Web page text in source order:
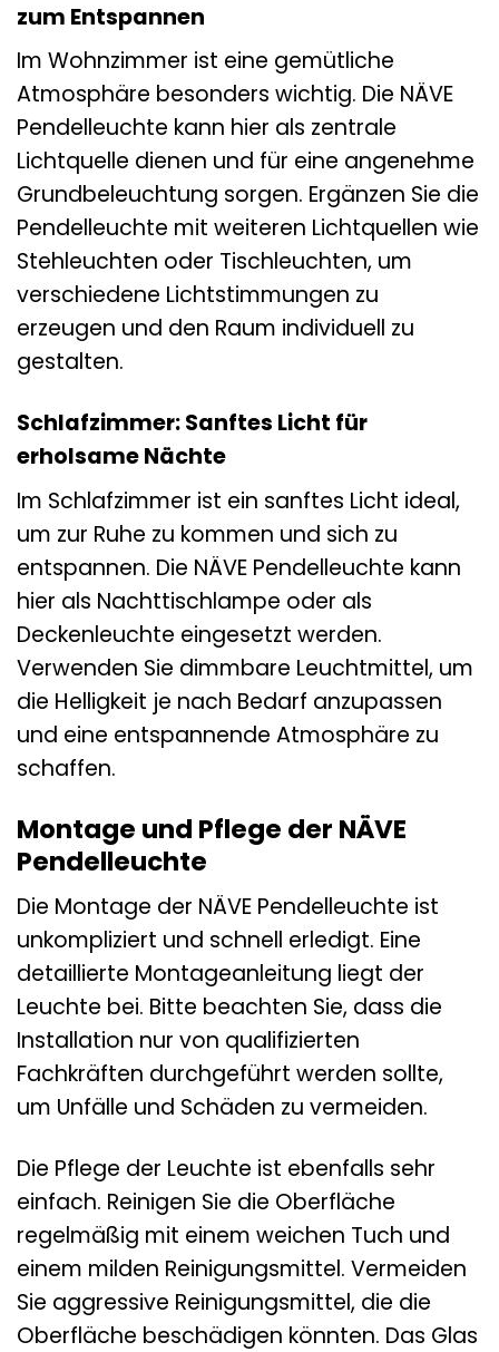
zum Entspannen
Im Wohnzimmer ist eine gemütliche
Atmosphäre besonders wichtig. Die NÄVE
Pendelleuchte kann hier als zentrale
Lichtquelle dienen und für eine angenehme
Grundbeleuchtung sorgen. Ergänzen Sie die
Pendelleuchte mit weiteren Lichtquellen wie
Stehleuchten oder Tischleuchten, um
verschiedene Lichtstimmungen zu
erzeugen und den Raum individuell zu
gestalten.
Schlafzimmer: Sanftes Licht für
erholsame Nächte
Im Schlafzimmer ist ein sanftes Licht ideal,
um zur Ruhe zu kommen und sich zu
entspannen. Die NÄVE Pendelleuchte kann
hier als Nachttischlampe oder als
Deckenleuchte eingesetzt werden.
Verwenden Sie dimmbare Leuchtmittel, um
die Helligkeit je nach Bedarf anzupassen
und eine entspannende Atmosphäre zu
schaffen.
Montage und Pflege der NÄVE
Pendelleuchte
Die Montage der NÄVE Pendelleuchte ist
unkompliziert und schnell erledigt. Eine
detaillierte Montageanleitung liegt der
Leuchte bei. Bitte beachten Sie, dass die
Installation nur von qualifizierten
Fachkräften durchgeführt werden sollte,
um Unfälle und Schäden zu vermeiden.
Die Pflege der Leuchte ist ebenfalls sehr
einfach. Reinigen Sie die Oberfläche
regelmäßig mit einem weichen Tuch und
einem milden Reinigungsmittel. Vermeiden
Sie aggressive Reinigungsmittel, die die
Oberfläche beschädigen könnten. Das Glas